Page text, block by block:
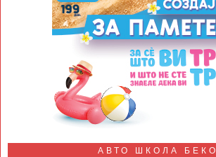
АВТО ШКОЛА БЕКО